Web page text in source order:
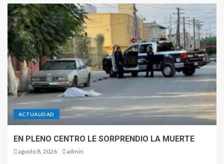
ACTUALIDAD
EN PLENO CENTRO LE SORPRENDIO LA MUERTE
agosto 8, 2026 admin